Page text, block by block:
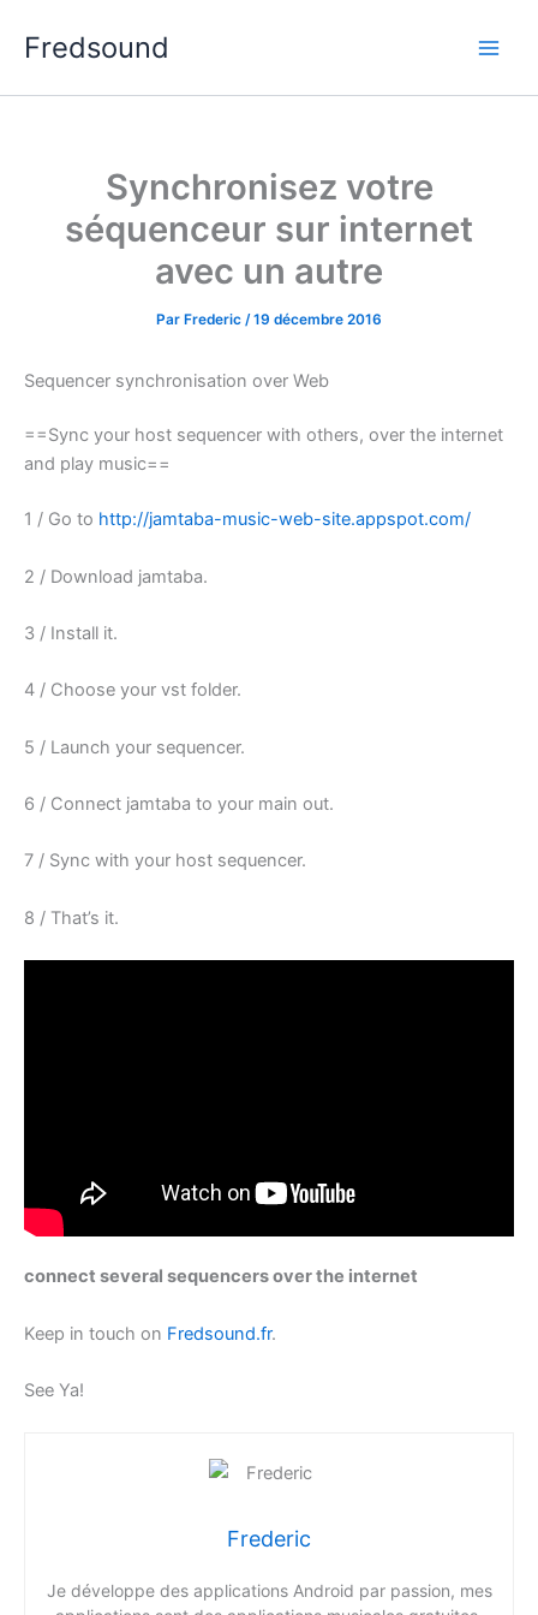
Fredsound
Synchronisez votre
séquenceur sur internet
avec un autre
Par Frederic /19 décembre 2016
Sequencer synchronisation over Web
==Sync your host sequencer with others, over the internet
and play music==
1 / Go to http://jamtaba-music-web-site.appspot.com/
2 / Download jamtaba.
3 / Install it.
4 / Choose your vst folder.
5 / Launch your sequencer.
6 / Connect jamtaba to your main out.
7 / Sync with your host sequencer.
8 / That’s it.
connect several sequencers over the internet
Keep in touch on Fredsound.fr.
See Ya!
Frederic
Je développe des applications Android par passion, mes